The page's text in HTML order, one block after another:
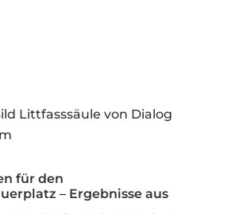
für den
– Ergebnisse aus